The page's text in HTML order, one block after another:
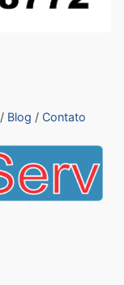
Blog Contato